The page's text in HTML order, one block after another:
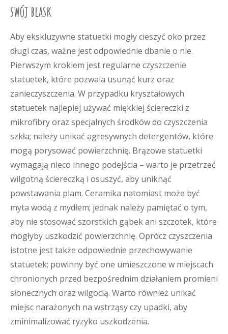
swój blask
Aby ekskluzywne statuetki mogły cieszyć oko przez
długi czas, ważne jest odpowiednie dbanie o nie.
Pierwszym krokiem jest regularne czyszczenie
statuetek, które pozwala usunąć kurz oraz
zanieczyszczenia. W przypadku kryształowych
statuetek najlepiej używać miękkiej ściereczki z
mikrofibry oraz specjalnych środków do czyszczenia
szkła; należy unikać agresywnych detergentów, które
mogą porysować powierzchnię. Brązowe statuetki
wymagają nieco innego podejścia – warto je przetrzeć
wilgotną ściereczką i osuszyć, aby uniknąć
powstawania plam. Ceramika natomiast może być
myta wodą z mydłem; jednak należy pamiętać o tym,
aby nie stosować szorstkich gąbek ani szczotek, które
mogłyby uszkodzić powierzchnię. Oprócz czyszczenia
istotne jest także odpowiednie przechowywanie
statuetek; powinny być one umieszczone w miejscach
chronionych przed bezpośrednim działaniem promieni
słonecznych oraz wilgocią. Warto również unikać
miejsc narażonych na wstrząsy czy upadki, aby
zminimalizować ryzyko uszkodzenia.